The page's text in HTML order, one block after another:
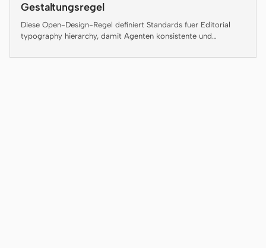
DeepSeek Reasonix
Hermes
Gestaltungsregel
Diese Open-Design-Regel definiert Standards fuer Editorial
typography hierarchy, damit Agenten konsistente und